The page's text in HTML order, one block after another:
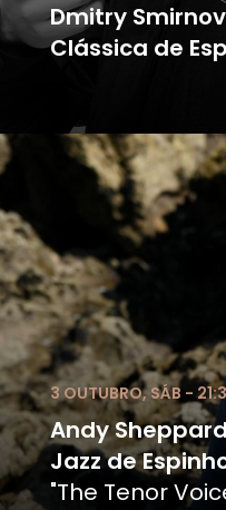
Dmitry
Clássica de
3 OUTUBRO, SÁB -
Andy
Jazz de
"The Tenor